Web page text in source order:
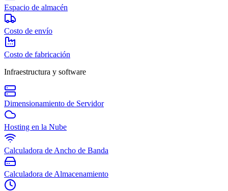
Espacio de almacén
Costo de envío
Costo de fabricación
Infraestructura y software
Dimensionamiento de Servidor
Hosting en la Nube
Calculadora de Ancho de Banda
Calculadora de Almacenamiento